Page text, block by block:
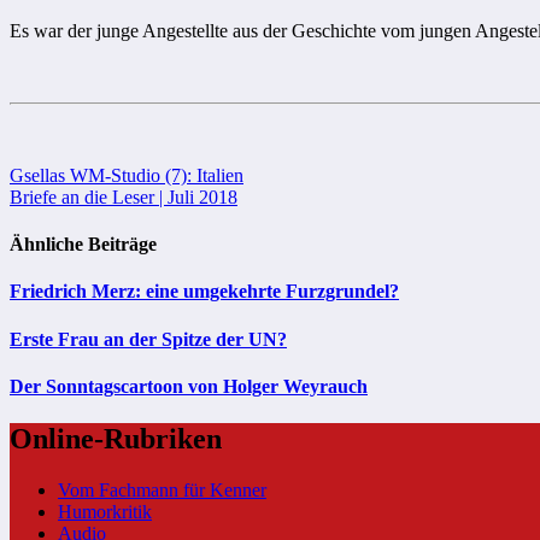
Es war der junge Angestellte aus der Geschichte vom jungen
Beitragsnavigation
Gsellas WM-Studio (7): Italien
Briefe an die Leser | Juli 2018
Ähnliche Beiträge
Friedrich Merz: eine umgekehrte Furzgrundel?
Erste Frau an der Spitze der UN?
Der Sonntagscartoon von Holger Weyrauch
Online-Rubriken
Vom Fachmann für Kenner
Humorkritik
Audio